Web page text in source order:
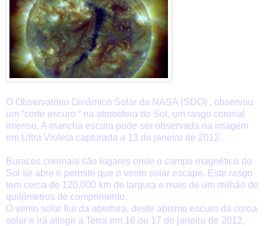
O Observatório Dinâmico Solar da NASA (SDO) , observou
um “corte escuro “ na atmosfera do Sol, um rasgo coronal
imenso. A mancha escura pode ser observada na imagem
em Ultra Violeta capturada a 13 de janeiro de 2012.
Buracos coronais são lugares onde o campo magnético do
Sol se abre e permite que o vento solar escape. Este rasgo
tem cerca de 120.000 km de largura e mais de um milhão de
quilómetros de comprimento.
O vento solar flui da abertura, deste abismo escuro da coroa
solar e irá atingir a Terra em 16 ou 17 de janeiro de 2012,